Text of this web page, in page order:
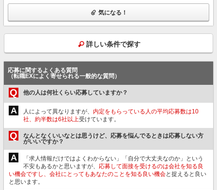
気になる！
詳しい条件で探す
応募に関するよくある質問
（転職EXによく寄せられる一般的な質問）
Q 他の人は何社くらい応募していますか？
A 人によって異なりますが、 内定をもらっている人の平均応募数は10
社、約半数は6社以上受けています。
Q
なんとなくいいなとは思うけど、応募を悩んでるときは応募しない方
がいいですか？
A
「求人情報だけではよくわからない」「自分で大丈夫なのか」という
不安もあるかと思いますが、 応募して面接を受けるのは会社を知る良
い機会ですし、会社にとってもあなたのことを知る良い機会と捉えると良い
と思います。